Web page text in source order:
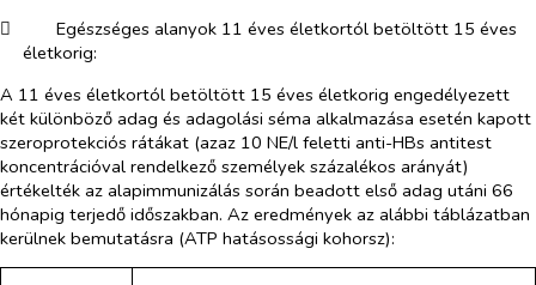
​
Egészséges alanyok 11 éves életkortól betöltött 15 éves
életkorig:
A 11 éves életkortól betöltött 15 éves életkorig engedélyezett
két különböző adag és adagolási séma alkalmazása esetén kapott
szeroprotekciós rátákat (azaz 10 NE/l feletti anti-HBs antitest
koncentrációval rendelkező személyek százalékos arányát)
értékelték az alapimmunizálás során beadott első adag utáni 66
hónapig terjedő időszakban. Az eredmények az alábbi táblázatban
kerülnek bemutatásra (ATP hatásossági kohorsz):